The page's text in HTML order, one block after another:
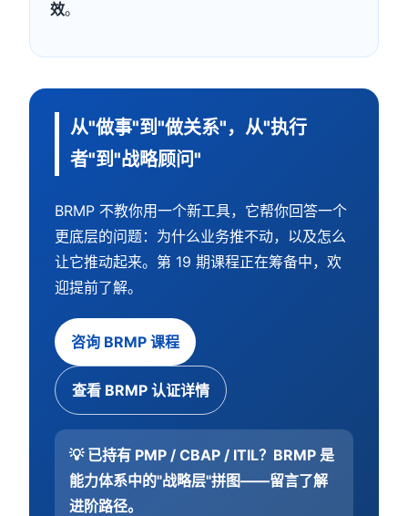
效。
从"做事"到"做关系"，从"执行
者"到"战略顾问"
BRMP 不教你用一个新工具，它帮你回答一个
更底层的问题：为什么业务推不动，以及怎么
让它推动起来。第 19 期课程正在筹备中，欢
迎提前了解。
咨询 BRMP 课程
查看 BRMP 认证详情
💡 已持有 PMP / CBAP / ITIL？BRMP 是
能力体系中的"战略层"拼图——留言了解
进阶路径。